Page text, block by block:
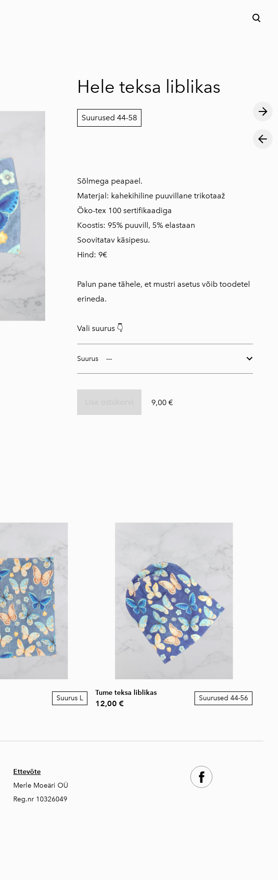
Hele teksa liblikas
Suurused 44-58
Sõlmega peapael.
Materjal: kahekihiline puuvillane trikotaaž
Öko-tex 100 sertifikaadiga
Koostis: 95% puuvill, 5% elastaan
Soovitatav käsipesu.
Hind: 9€
Palun pane tähele, et mustri asetus võib toodetel
erineda.
Vali suurus 👇
Suurus
9,00 €
Suurus L
Tume teksa liblikas
12,00 €
Suurused 44-56
Ettevõte
Merle Moeäri OÜ
Reg.nr 10326049